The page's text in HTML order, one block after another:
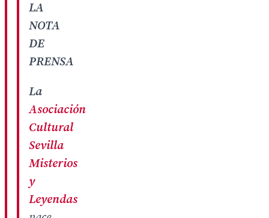
LA
NOTA
DE
PRENSA
La
Asociación
Cultural
Sevilla
Misterios
y
Leyendas